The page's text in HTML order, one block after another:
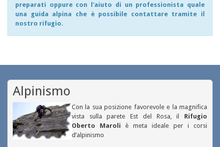
preparati oppure con l'aiuto di un professionista quale
una guida alpina che è possibile contattare tramite il
nostro rifugio.
Alpinismo
Con la sua posizione favorevole e la magnifica
vista sulla parete Est del Rosa, il Rifugio
Oberto Maroli è meta ideale per i corsi
d’alpinismo